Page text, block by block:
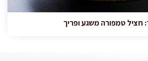
חציל טמפורה משגע ופריך